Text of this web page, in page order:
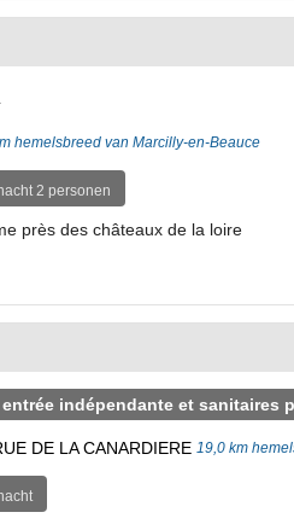
hemelsbreed van Marcilly-en-Beauce
2 personen
près des châteaux de la loire
indépendante et sanitaires
DE LA CANARDIERE 19,0 km